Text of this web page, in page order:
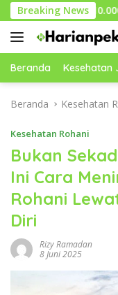
Langsung
ke
konten
Breaking News
10.000
Beranda Kesehatan
Beranda Kesehatan
Kesehatan Rohani
Bukan
Ini Cara
Rohani
Diri
Rizy Ramadan
8 Juni 2025